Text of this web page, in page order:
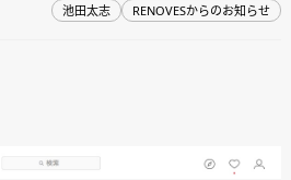
池田太志 RENOVESからのお知らせ